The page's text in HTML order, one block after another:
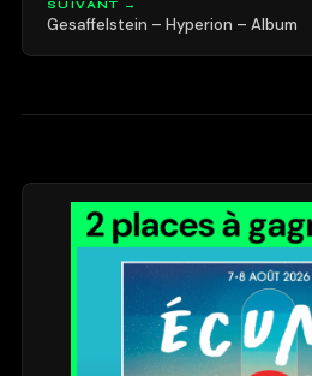
SUIVANT →
Gesaffelstein – Hyperion – Album